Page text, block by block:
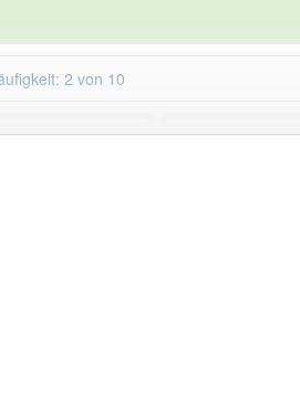
2 von 10
anderen
93% unserer